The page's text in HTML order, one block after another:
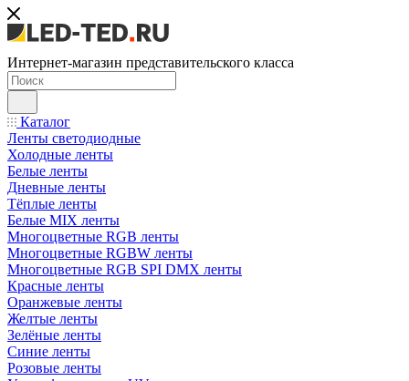
Интернет-магазин представительского класса
Каталог
Ленты светодиодные
Холодные ленты
Белые ленты
Дневные ленты
Тёплые ленты
Белые MIX ленты
Многоцветные RGB ленты
Многоцветные RGBW ленты
Многоцветные RGB SPI DMX ленты
Красные ленты
Оранжевые ленты
Желтые ленты
Зелёные ленты
Синие ленты
Розовые ленты